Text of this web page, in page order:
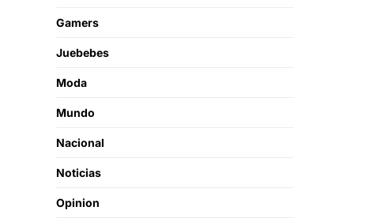
Gamers
Juebebes
Moda
Mundo
Nacional
Noticias
Opinion